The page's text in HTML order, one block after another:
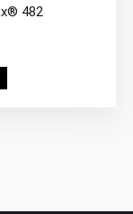
482